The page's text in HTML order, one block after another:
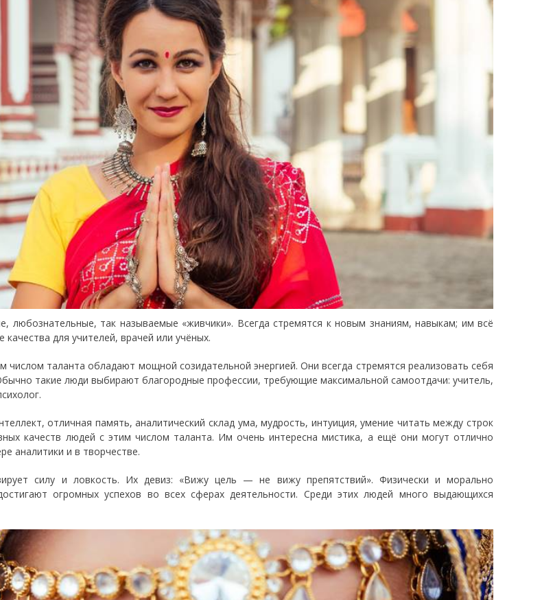
любознательные, так называемые «живчики». Всегда стремятся к новым знаниям, навыкам; им всё
качества для учителей, врачей или учёных.
числом таланта обладают мощной созидательной энергией. Они всегда стремятся реализовать себя
такие люди выбирают благородные профессии, требующие максимальной самоотдачи: учитель,
отличная память, аналитический склад ума, мудрость, интуиция, умение читать между строк
качеств людей с этим числом таланта. Им очень интересна мистика, а ещё они могут отлично
аналитики и в творчестве.
силу и ловкость. Их девиз: «Вижу цель — не вижу препятствий». Физически и морально
огромных успехов во всех сферах деятельности. Среди этих людей много выдающихся